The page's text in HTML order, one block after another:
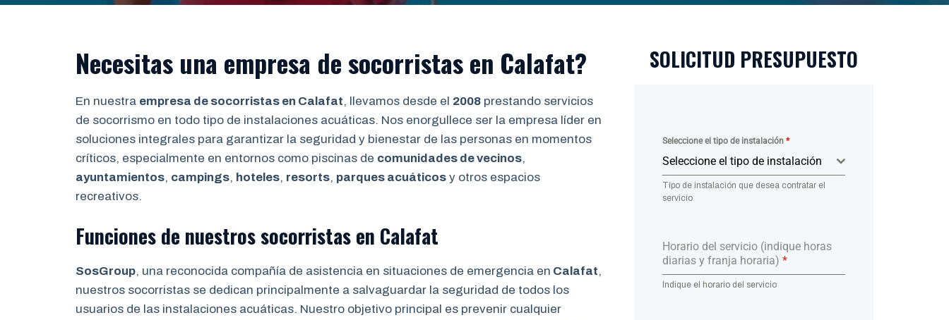
Necesitas una empresa de socorristas en Calafat?
En nuestra empresa de socorristas en Calafat, llevamos desde el 2008 prestando servicios
de socorrismo en todo tipo de instalaciones acuáticas. Nos enorgullece ser la empresa líder en
soluciones integrales para garantizar la seguridad y bienestar de las personas en momentos
críticos, especialmente en entornos como piscinas de comunidades de vecinos,
ayuntamientos, campings, hoteles, resorts, parques acuáticos y otros espacios
recreativos.
Funciones de nuestros socorristas en Calafat
SosGroup, una reconocida compañía de asistencia en situaciones de emergencia en Calafat,
nuestros socorristas se dedican principalmente a salvaguardar la seguridad de todos los
usuarios de las instalaciones acuáticas. Nuestro objetivo principal es prevenir cualquier
SOLICITUD PRESUPUESTO
Seleccione el tipo de instalación *
Seleccione el tipo de instalación
Tipo de instalación que desea contratar el
servicio
Horario del servicio (indique horas
diarias y franja horaria) *
Indique el horario del servicio